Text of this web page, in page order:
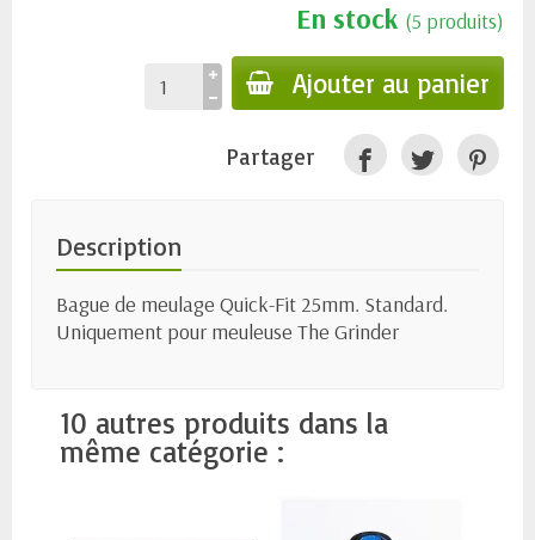
En stock (5 produits)
Ajouter au panier
Partager
Description
Bague de meulage Quick-Fit 25mm. Standard.
Uniquement pour meuleuse The Grinder
10 autres produits dans la
même catégorie :